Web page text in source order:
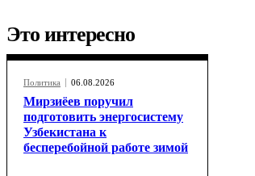
Это интересно
Политика 06.08.2026
Мирзиёев поручил
подготовить энергосистему
Узбекистана к
бесперебойной работе зимой